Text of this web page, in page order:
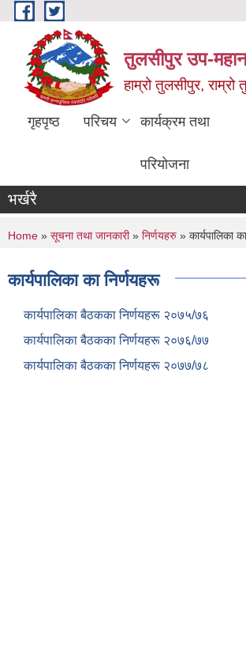
Skip to main content
तुलसीपुर उप-
हाम्रो तुलसीपुर, राम्रो
गृहपृष्ठ परिचय कार्यक्रम तथा
परियोजना
भर्खरै
You are here
Home » सूचना तथा जानकारी» निर्णयहरु » कार्यपालिका
कार्यपालिका का निर्णयहरू
कार्यपालिका बैठकका निर्णयहरू २०७५/७६
कार्यपालिका बैठकका निर्णयहरू २०७६/७७
कार्यपालिका बैठकका निर्णयहरू २०७७/७८